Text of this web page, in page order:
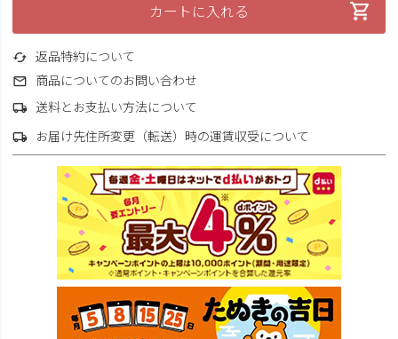
カートに入れる
返品特約について
商品についてのお問い合わせ
送料とお支払い方法について
お届け先住所変更（転送）時の運賃収受について